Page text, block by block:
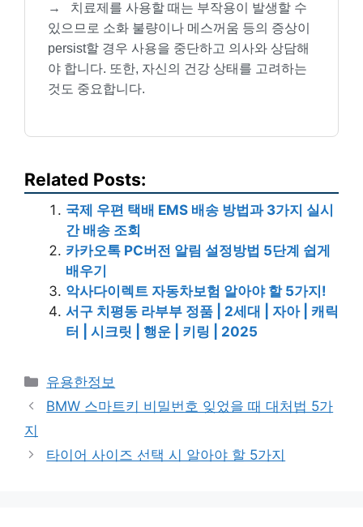
→
치료제를 사용할 때는 부작용이 발생할 수
있으므로 소화 불량이나 메스꺼움 등의 증상이
persist할 경우 사용을 중단하고 의사와 상담해
야 합니다. 또한, 자신의 건강 상태를 고려하는
것도 중요합니다.
Related Posts:
국제 우편 택배 EMS 배송 방법과 3가지 실시
간 배송 조회
카카오톡 PC버전 알림 설정방법 5단계 쉽게
배우기
악사다이렉트 자동차보험 알아야 할 5가지!
서구 치평동 라부부 정품 | 2세대 | 자아 | 캐릭
터 | 시크릿 | 행운 | 키링 | 2025
Categories
유용한정보
BMW 스마트키 비밀번호 잊었을 때 대처법 5가
지
타이어 사이즈 선택 시 알아야 할 5가지